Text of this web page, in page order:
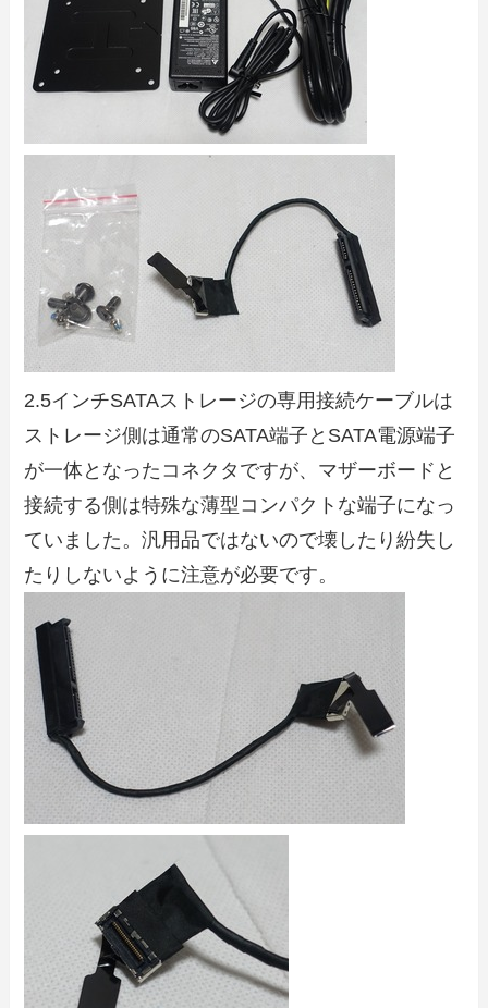
2.5インチSATAストレージの専用接続ケーブルは
ストレージ側は通常のSATA端子とSATA電源端子
が一体となったコネクタですが、マザーボードと
接続する側は特殊な薄型コンパクトな端子になっ
ていました。汎用品ではないので壊したり紛失し
たりしないように注意が必要です。